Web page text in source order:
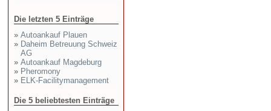
Die letzten 5 Einträge
» Autoankauf Plauen
» Daheim Betreuung Schweiz
AG
» Autoankauf Magdeburg
» Pheromony
» ELK-Facilitymanagement
Die 5 beliebtesten Einträge